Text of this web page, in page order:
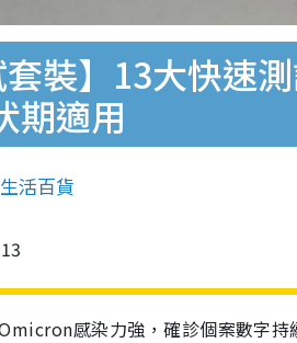
套裝】13大快速
期適用
生活百貨
感染力強，確診個案數字